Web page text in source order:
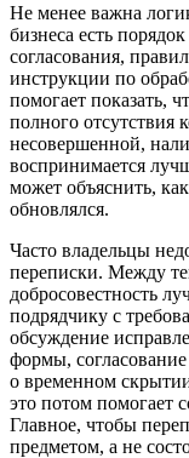
Не менее важна
бизнеса есть
согласования,
инструкции по
помогает показать,
полного отсутствия
несовершенной,
воспринимается
может объяснить,
обновлялся.
Часто владельцы
переписки. Между
добросовестность
подрядчику с
обсуждение
формы,
о временном
это потом помогает
Главное, чтобы
предметом, а не